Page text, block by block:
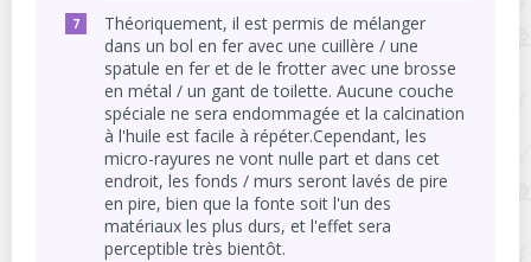
Théoriquement, il est permis de mélanger
dans un bol en fer avec une cuillère / une
spatule en fer et de le frotter avec une brosse
en métal / un gant de toilette. Aucune couche
spéciale ne sera endommagée et la calcination
à l'huile est facile à répéter.Cependant, les
micro-rayures ne vont nulle part et dans cet
endroit, les fonds / murs seront lavés de pire
en pire, bien que la fonte soit l'un des
matériaux les plus durs, et l'effet sera
perceptible très bientôt.